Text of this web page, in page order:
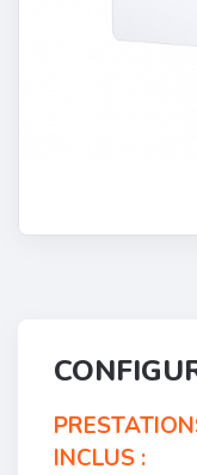
INCLUS :